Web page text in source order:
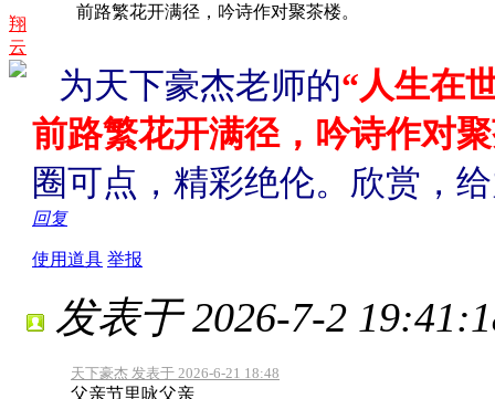
翔
云
前路繁花开满径，吟诗作对聚茶楼。
为天下豪杰老师的“人生在
前路繁花开满径，吟诗作对
圈可点，精彩绝伦。欣赏，
回复
使用道具 举报
发表于 2026-7-2
天下豪杰 发表于 2026-6-21 18:48
父亲节里咏父亲